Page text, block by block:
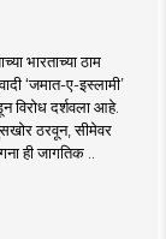
भारताच्या ठाम
‘जमात-ए-इस्लामी’
विरोध दर्शवला आहे.
ठरवून, सीमेवर
ही जागतिक ..